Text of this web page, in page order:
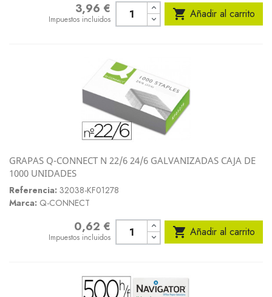
3,96 €
Impuestos incluidos  Añadir al carrito
GRAPAS Q-CONNECT N 22/6 24/6 GALVANIZADAS CAJA DE
1000 UNIDADES
Referencia: 32038-KF01278
Marca: Q-CONNECT
0,62 €
Impuestos incluidos  Añadir al carrito